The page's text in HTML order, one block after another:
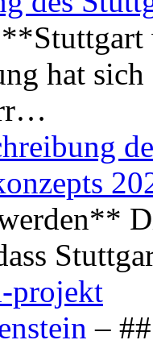
hat
projekt
–